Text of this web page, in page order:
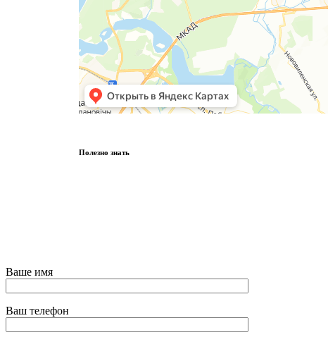
Полезно знать
Ваше имя
Ваш телефон